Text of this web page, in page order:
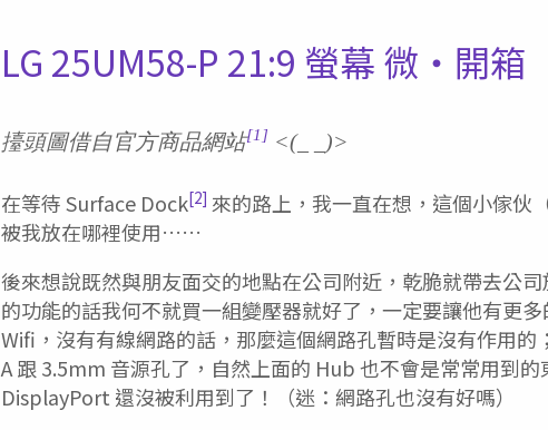
LG 25UM58-P 21:9 螢幕 微・開箱
擡頭圖借自官方商品網站[1] <(_ _)>
在等待 Surface Dock[2] 來的路上，我一直在想，這個小傢伙
被我放在哪裡使用……
後來想說既然與朋友面交的地點在公司附近，乾脆就帶去公
的功能的話我何不就買一組變壓器就好了，一定要讓他有更
Wifi，沒有有線網路的話，那麼這個網路孔暫時是沒有作用的
A 跟 3.5mm 音源孔了，自然上面的 Hub 也不會是常常用到
DisplayPort 還沒被利用到了！（迷：網路孔也沒有好嗎）